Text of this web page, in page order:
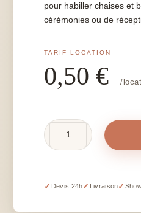
pour habiller chaises et
cérémonies ou de
0,50€ /
satin
✓ Devis 24h✓ Livraison✓